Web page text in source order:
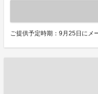
ご提供予定時期：9月25日にメ